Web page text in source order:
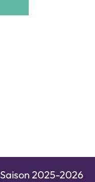
Saison 2025-2026